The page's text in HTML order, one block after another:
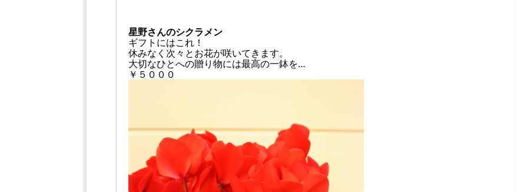
星野さんのシクラメン
ギフトにはこれ！
休みなく次々とお花が咲いてきます。
大切なひとへの贈り物には最高の一鉢を…
￥５０００